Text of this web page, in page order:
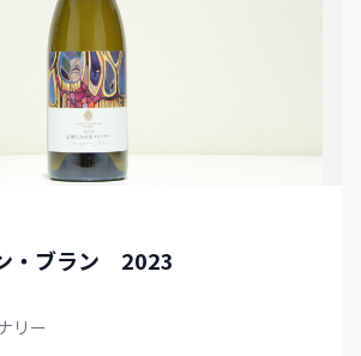
・ブラン 2023
リー